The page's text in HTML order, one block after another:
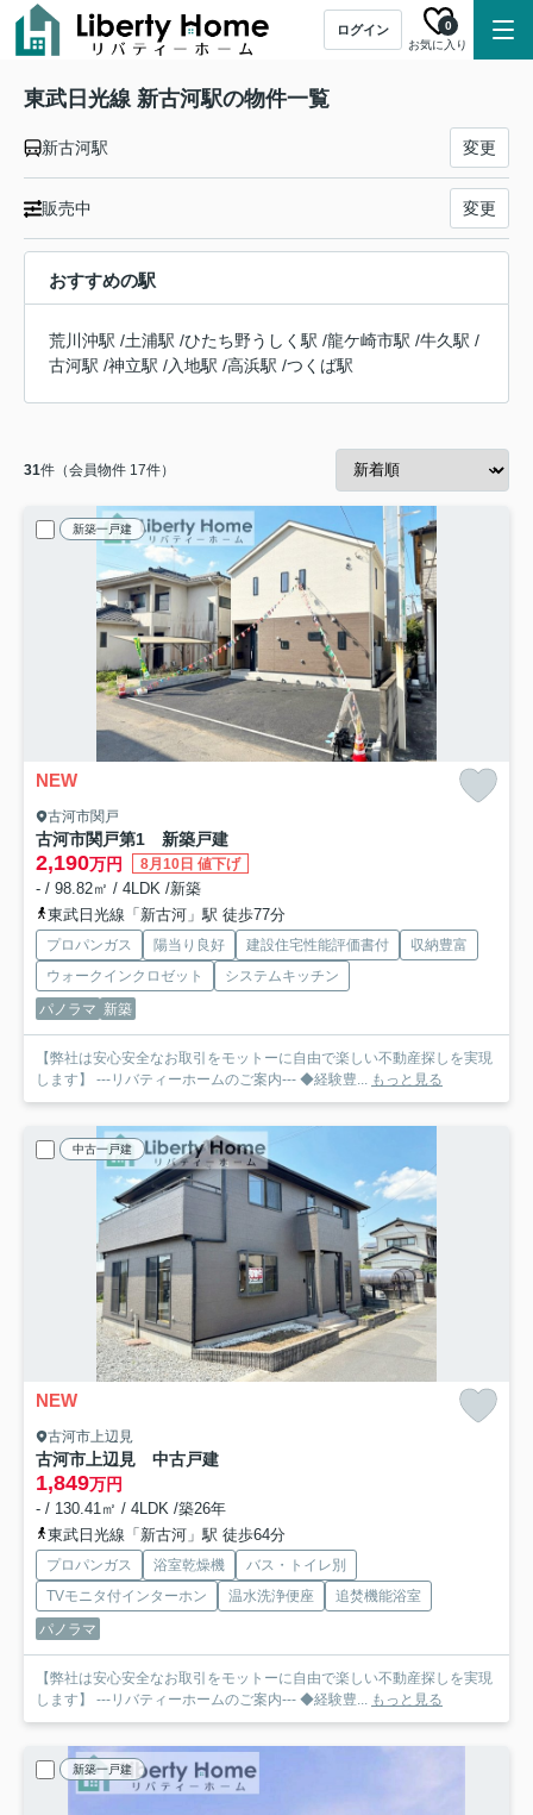
ログイン
お気に入り
0
東武日光線 新古河駅の物件一覧
新古河駅 変更
販売中 変更
おすすめの駅
荒川沖駅 /土浦駅 /ひたち野うしく駅 /龍ケ崎市駅 /牛久駅 /
古河駅 /神立駅 /入地駅 /高浜駅 /つくば駅
31件（会員物件 17件）
新築一戸建
NEW
古河市関戸
古河市関戸第1 新築戸建
2,190万円 8月10日 値下げ
- / 98.82㎡ / 4LDK /新築
東武日光線「新古河」駅 徒歩77分
プロパンガス 陽当り良好 建設住宅性能評価書付
収納豊富
ウォークインクロゼット
システムキッチン
パノラマ 新築
【弊社は安心安全なお取引をモットーに自由で楽しい不動産探しを実現
します】 ---リバティーホームのご案内--- ◆経験豊... もっと見る
中古一戸建
NEW
古河市上辺見
古河市上辺見 中古戸建
1,849万円
- / 130.41㎡ / 4LDK /築26年
東武日光線「新古河」駅 徒歩64分
プロパンガス 浴室乾燥機
バス・トイレ別
TVモニタ付インターホン
温水洗浄便座
追焚機能浴室
パノラマ
【弊社は安心安全なお取引をモットーに自由で楽しい不動産探しを実現
します】 ---リバティーホームのご案内--- ◆経験豊... もっと見る
新築一戸建